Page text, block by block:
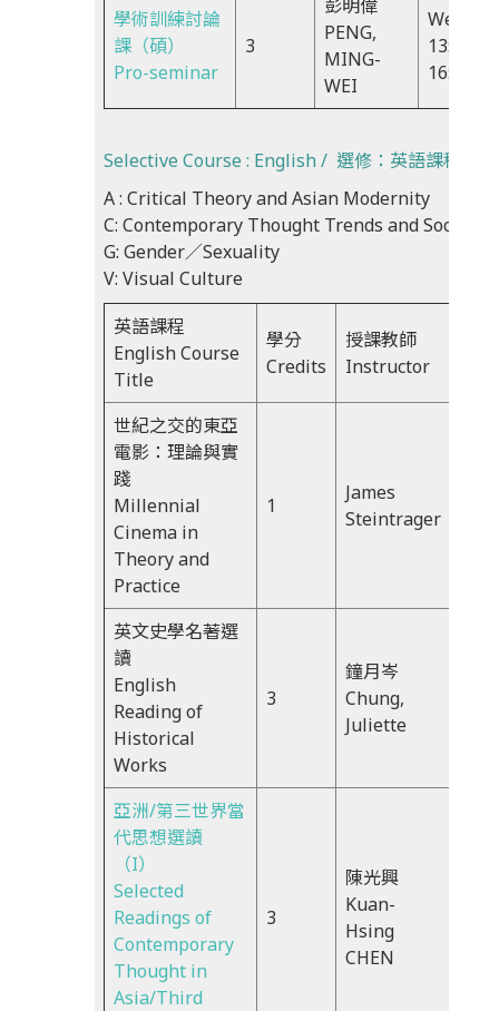
學術訓練討論
課（碩）
Pro-seminar
3
彭明偉
PENG,
MING-
WEI
Wed,
13:30-
16:20
Selective Course : English / 選修：英語課程
A : Critical Theory and Asian Modernity
C: Contemporary Thought Trends and Social
G: Gender／Sexuality
V: Visual Culture
英語課程
English Course
Title
學分
Credits
授課教師
Instructor
世紀之交的東亞
電影：理論與實
踐
Millennial
Cinema in
Theory and
Practice
1
James
Steintrager
英文史學名著選
讀
English
Reading of
Historical
Works
3
鐘月岑
Chung,
Juliette
亞洲/第三世界當
代思想選讀
（I）
Selected
Readings of
Contemporary
Thought in
Asia/Third
3
陳光興
Kuan-
Hsing
CHEN